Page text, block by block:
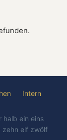
Intern
halb ein eins
zehn elf zwölf